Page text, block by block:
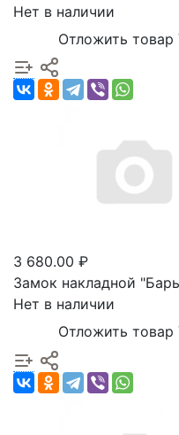
Нет в наличии
Отложить товар
3 680.00 ₽
Замок накладной
Нет в наличии
Отложить товар